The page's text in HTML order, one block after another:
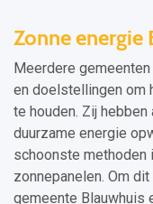
Zonne energie
Meerdere
en doelstellingen om
te houden. Zij
duurzame energie
schoonste methoden
zonnepanelen. Om
gemeente Blauwhuis